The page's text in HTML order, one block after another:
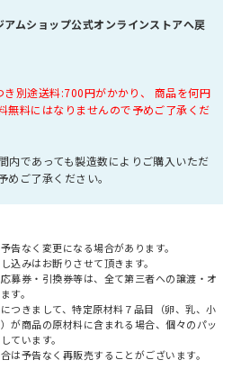
ムショップ公式オンラインストアへ戻
別途送料:700円がかかり、 商品を何円
無料にはなりませんので予めご了承くだ
内であっても製造数によりご購入いただ
ご了承ください。
告なく変更になる場合があります。
込みはお断りさせて頂きます。
募券・引換券等は、全て第三者への譲渡・オ
す。
つきまして、特定原材料７品目（卵、乳、小
が商品の原材料に含まれる場合、個々のパッ
ています。
は予告なく再販売することがございます。